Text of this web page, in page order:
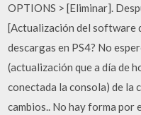
OPTIONS > [Eliminar].
[Actualización del software
descargas en PS4? No
(actualización que a día de
conectada la consola) de la
cambios.. No hay forma por